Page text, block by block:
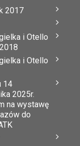
2017
i Otello
i Otello
14
2025r.
na wystawę
do